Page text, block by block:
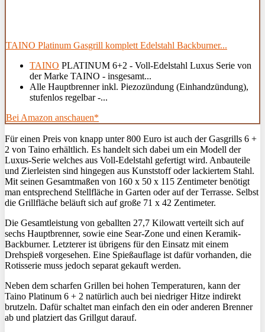
TAINO Platinum Gasgrill komplett Edelstahl Backburner...
TAINO PLATINUM 6+2 - Voll-Edelstahl Luxus Serie von
der Marke TAINO - insgesamt...
Alle Hauptbrenner inkl. Piezozündung (Einhandzündung),
stufenlos regelbar -...
Bei Amazon anschauen*
Für einen Preis von knapp unter 800 Euro ist auch der Gasgrills 6 +
2 von Taino erhältlich. Es handelt sich dabei um ein Modell der
Luxus-Serie welches aus Voll-Edelstahl gefertigt wird. Anbauteile
und Zierleisten sind hingegen aus Kunststoff oder lackiertem Stahl.
Mit seinen Gesamtmaßen von 160 x 50 x 115 Zentimeter benötigt
man entsprechend Stellfläche in Garten oder auf der Terrasse. Selbst
die Grillfläche beläuft sich auf große 71 x 42 Zentimeter.
Die Gesamtleistung von geballten 27,7 Kilowatt verteilt sich auf
sechs Hauptbrenner, sowie eine Sear-Zone und einen Keramik-
Backburner. Letzterer ist übrigens für den Einsatz mit einem
Drehspieß vorgesehen. Eine Spießauflage ist dafür vorhanden, die
Rotisserie muss jedoch separat gekauft werden.
Neben dem scharfen Grillen bei hohen Temperaturen, kann der
Taino Platinum 6 + 2 natürlich auch bei niedriger Hitze indirekt
brutzeln. Dafür schaltet man einfach den ein oder anderen Brenner
ab und platziert das Grillgut darauf.